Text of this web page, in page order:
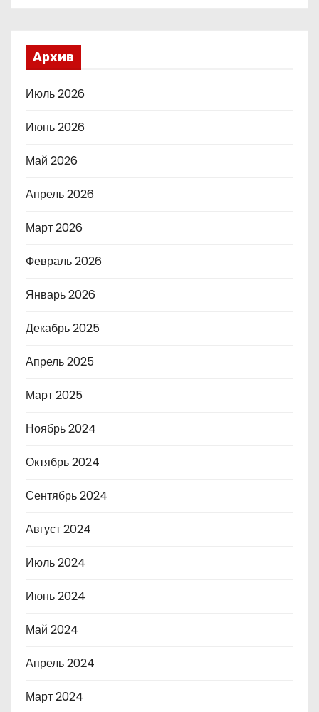
Архив
Июль 2026
Июнь 2026
Май 2026
Апрель 2026
Март 2026
Февраль 2026
Январь 2026
Декабрь 2025
Апрель 2025
Март 2025
Ноябрь 2024
Октябрь 2024
Сентябрь 2024
Август 2024
Июль 2024
Июнь 2024
Май 2024
Апрель 2024
Март 2024